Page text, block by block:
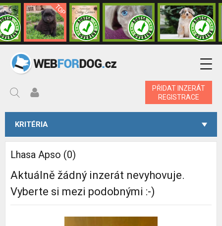
PŘIDAT INZERÁT
REGISTRACE
KRITÉRIA
Lhasa Apso (0)
Aktuálně žádný inzerát nevyhovuje.
Vyberte si mezi podobnými :-)